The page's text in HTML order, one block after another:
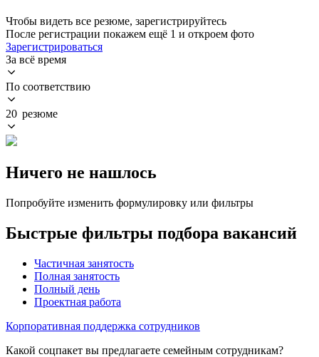
Чтобы видеть все резюме, зарегистрируйтесь
После регистрации покажем ещё 1 и откроем фото
Зарегистрироваться
За всё время
По соответствию
20 резюме
Ничего не нашлось
Попробуйте изменить формулировку или фильтры
Быстрые фильтры подбора вакансий
Частичная занятость
Полная занятость
Полный день
Проектная работа
Корпоративная поддержка сотрудников
Какой соцпакет вы предлагаете семейным сотрудникам?